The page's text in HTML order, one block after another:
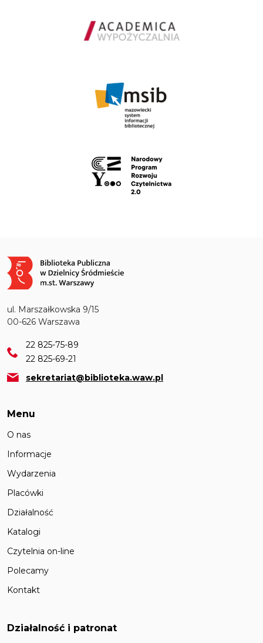
Obraz
ul. Marszałkowska 9/15
00-626 Warszawa
22 825-75-89
22 825-69-21
sekretariat@biblioteka.waw.pl
Menu
O nas
Informacje
Wydarzenia
Placówki
Działalność
Katalogi
Czytelnia on-line
Polecamy
Kontakt
Działalność i patronat